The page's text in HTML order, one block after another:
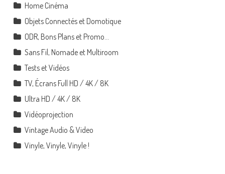
Home Cinéma
Objets Connectés et Domotique
ODR, Bons Plans et Promo…
Sans Fil, Nomade et Multiroom
Tests et Vidéos
TV, Écrans Full HD / 4K / 8K
Ultra HD / 4K / 8K
Vidéoprojection
Vintage Audio & Video
Vinyle, Vinyle, Vinyle !